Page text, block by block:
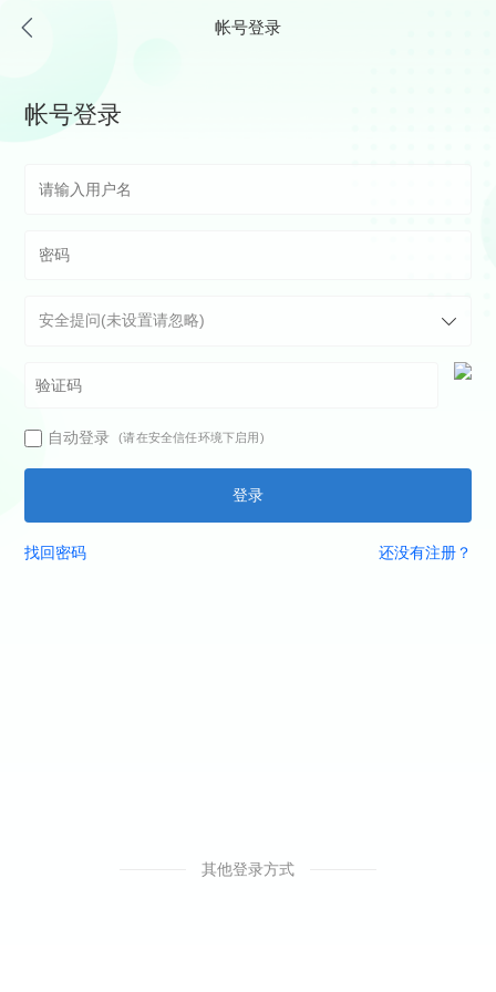
帐号登录
帐号登录
自动登录 (请在安全信任环境下启用)
登录
找回密码 还没有注册？
其他登录方式